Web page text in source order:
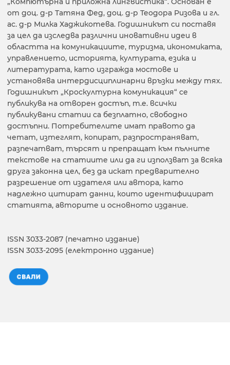
от доц. д-р Татяна Фед, доц. д-р Теодора Ризова и гл.
ас. д-р Милка Хаджикотева. Годишникът си поставя
за цел да изследва различни иновативни идеи в
областта на комуникациите, туризма, икономиката,
управлението, историята, културата, езика и
литературата, като изгражда мостове и
установява интердисциплинарни връзки между тях.
Годишникът „Кроскултурна комуникация“ се
публикува на отворен достъп, т.е. всички
публикувани статии са безплатно, свободно
достъпни. Потребителите имат правото да
четат, изтеглят, копират, разпространяват,
разпечатват, търсят и препращат към пълните
текстове на статиите или да ги използват за всяка
друга законна цел, без да искат предварително
разрешение от издателя или автора, като
надлежно цитират данни, които идентифицират
статията, авторите и основното издание.
ISSN 3033-2087 (печатно издание)
ISSN 3033-2095 (електронно издание)